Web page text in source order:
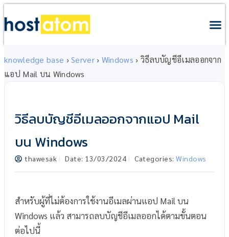
knowledge base › Server › Windows › วิธีลบบัญชีอีเมลออกจาก
แอป Mail บน Windows
วิธีลบบัญชีอีเมลออกจากแอป Mail
บน Windows
thawesak Date: 13/03/2024 Categories: Windows
สำหรับผู้ที่ไม่ต้องการใช้งานอีเมลผ่านแอป Mail บน
Windows แล้ว สามารถลบบัญชีอีเมลออกได้ตามขั้นตอน
ต่อไปนี้